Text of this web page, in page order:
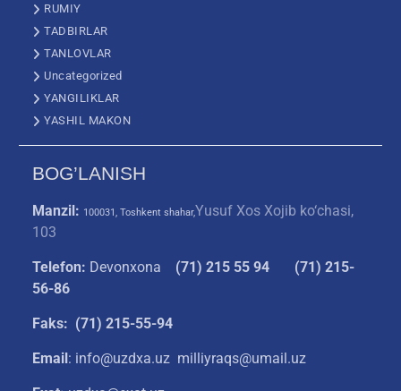
RUMIY
TADBIRLAR
TANLOVLAR
Uncategorized
YANGILIKLAR
YASHIL MAKON
BOG’LANISH
Manzil: 100031, Toshkent shahar,Yusuf Xos Xojib ko‘chasi,
103
Telefon: Devonxona (71) 215 55 94
(71) 215-
56-86
Faks: (71) 215-55-94
Email: info@uzdxa.uz milliyraqs@umail.uz